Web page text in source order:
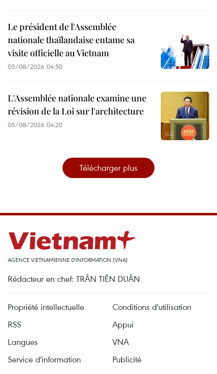
Le président de l'Assemblée
nationale thaïlandaise entame sa
visite officielle au Vietnam
05/08/2026 04:50
L'Assemblée nationale examine une
révision de la Loi sur l'architecture
05/08/2026 04:20
Télécharger plus
AGENCE VIETNAMIENNE D'INFORMATION (VNA)
Rédacteur en chef: TRÂN TIÊN DUÂN
Propriété intellectuelle
Conditions d'utilisation
RSS
Appui
Langues
VNA
Service d'information
Publicité